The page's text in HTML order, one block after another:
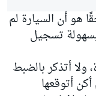
أن السيارة لم
بسهولة تسجيل
أتذكر بالضبط
أتوقعها